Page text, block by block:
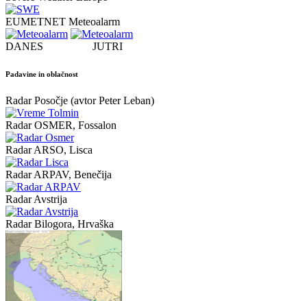
EUMETNET Meteoalarm
DANES JUTRI
Padavine in oblačnost
Radar Posočje (avtor Peter Leban)
Radar OSMER, Fossalon
Radar ARSO, Lisca
Radar ARPAV, Benečija
Radar Avstrija
Radar Bilogora, Hrvaška